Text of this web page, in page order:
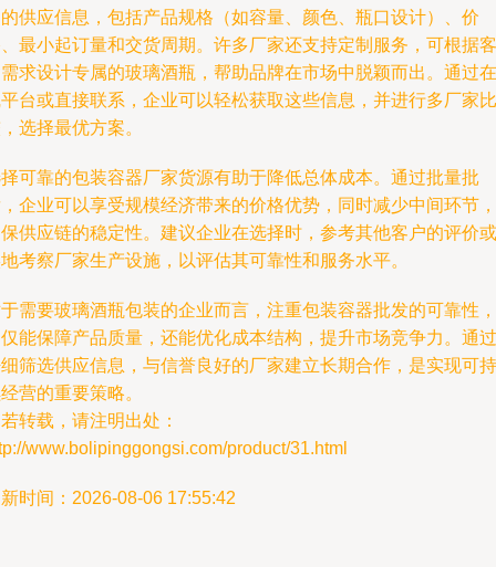
供应信息，包括产品规格（如容量、颜色、瓶口设计）、价
最小起订量和交货周期。许多厂家还支持定制服务，可根据客
求设计专属的玻璃酒瓶，帮助品牌在市场中脱颖而出。通过在
台或直接联系，企业可以轻松获取这些信息，并进行多厂家比
选择最优方案。
可靠的包装容器厂家货源有助于降低总体成本。通过批量批
企业可以享受规模经济带来的价格优势，同时减少中间环节，
供应链的稳定性。建议企业在选择时，参考其他客户的评价或
考察厂家生产设施，以评估其可靠性和服务水平。
需要玻璃酒瓶包装的企业而言，注重包装容器批发的可靠性，
能保障产品质量，还能优化成本结构，提升市场竞争力。通过
筛选供应信息，与信誉良好的厂家建立长期合作，是实现可持
营的重要策略。
转载，请注明出处：
www.bolipinggongsi.com/product/31.html
时间：2026-08-06 17:55:42